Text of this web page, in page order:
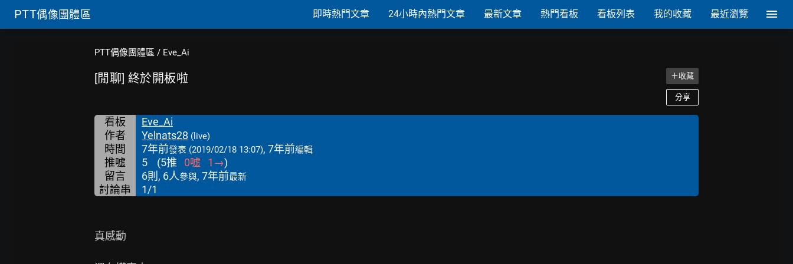
PTT偶像團體區 即時熱門文章 24小時內熱門文章 最新文章 熱門看板 看板列表 我的收藏 最近瀏覽
PTT偶像團體區 / Eve_Ai
[閒聊] 終於開板啦 ＋收藏
分享
看板
Eve_Ai
作者
Yelnats28 (live)
時間 7年前發表 (2019/02/18 13:07), 7年前編輯
推噓 5 (5推 0噓 1 →)
留言
6則, 6人參與, 7年前最新
討論串 1/1
真感動